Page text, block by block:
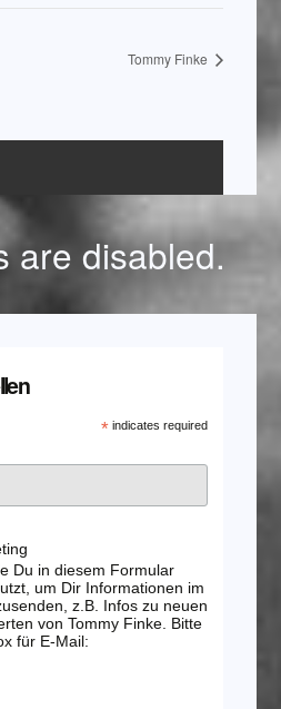
Tommy Finke
are disabled.
* indicates required
Du in diesem Formular
um Dir Informationen im
z.B. Infos zu neuen
von Tommy Finke. Bitte
für E-Mail: